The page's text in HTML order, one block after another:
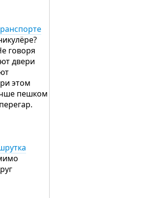
говоря
двери
этом
пешком